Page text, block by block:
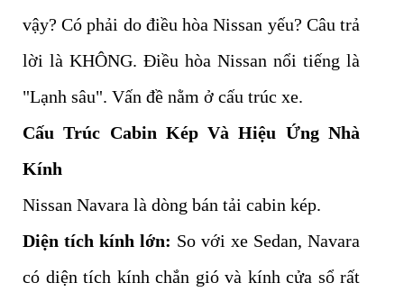
vậy? Có phải do điều hòa Nissan yếu? Câu trả
lời là KHÔNG. Điều hòa Nissan nổi tiếng là
"Lạnh sâu". Vấn đề nằm ở cấu trúc xe.
Cấu Trúc Cabin Kép Và Hiệu Ứng Nhà
Kính
Nissan Navara là dòng bán tải cabin kép.
Diện tích kính lớn: So với xe Sedan, Navara
có diện tích kính chắn gió và kính cửa sổ rất